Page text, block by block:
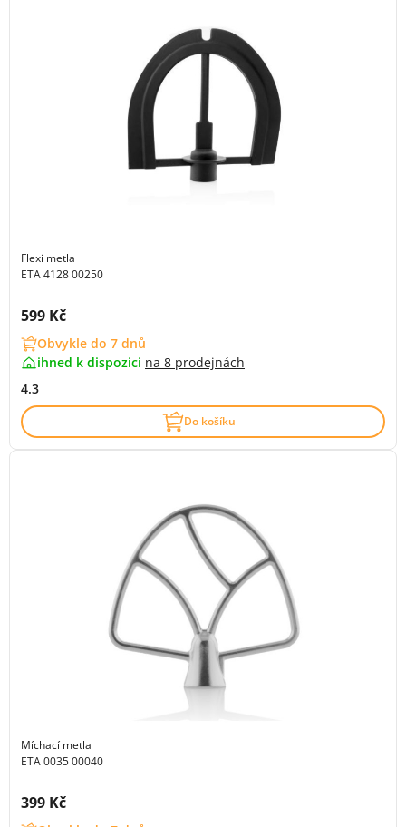
Flexi metla
ETA 4128 00250
Cena s DPH:
599 Kč
Obvykle do 7 dnů
ihned k dispozici na 8 prodejnách
4.3
Do košíku
Míchací metla
ETA 0035 00040
Cena s DPH:
399 Kč